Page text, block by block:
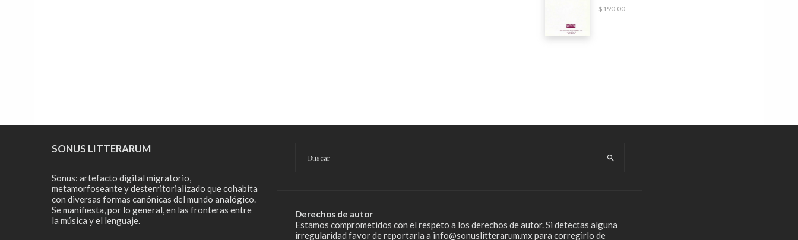
$ 190.00
SONUS LITTERARUM
Sonus: artefacto digital migratorio,
metamorfoseante y desterritorializado que cohabita
con diversas formas canónicas del mundo analógico.
Se manifiesta, por lo general, en las fronteras entre
la música y el lenguaje.
Derechos de autor
Estamos comprometidos con el respeto a los derechos de autor. Si detectas alguna
irregularidad favor de reportarla a info@sonuslitterarum.mx para corregirlo de